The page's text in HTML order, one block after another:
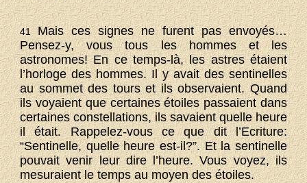
41Mais ces signes ne furent pas envoyés…
Pensez-y, vous tous les hommes et les
astronomes! En ce temps-là, les astres étaient
l’horloge des hommes. Il y avait des sentinelles
au sommet des tours et ils observaient. Quand
ils voyaient que certaines étoiles passaient dans
certaines constellations, ils savaient quelle heure
il était. Rappelez-vous ce que dit l’Ecriture:
“Sentinelle, quelle heure est-il?”. Et la sentinelle
pouvait venir leur dire l’heure. Vous voyez, ils
mesuraient le temps au moyen des étoiles.